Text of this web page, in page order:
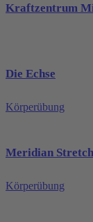
Kraftzentrum
Die Echse
Körperübung
Meridian
Körperübung